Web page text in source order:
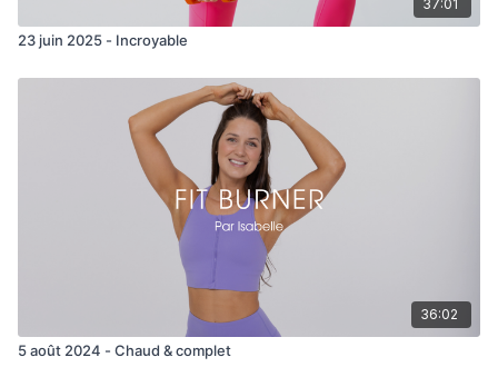
One leg push up large
Scissor abs chest fly
Side crunch DB
37:01
23 juin 2025 - Incroyable
36:02
5 août 2024 - Chaud & complet